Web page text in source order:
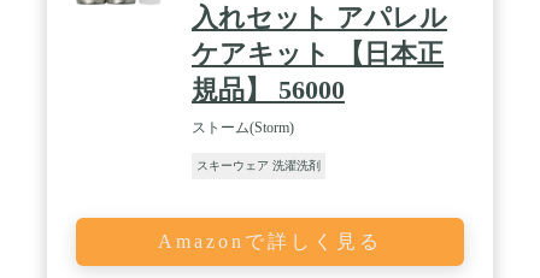
入れセット アパレル
ケアキット 【日本正
規品】 56000
ストーム(Storm)
スキーウェア 洗濯洗剤
Amazonで詳しく見る